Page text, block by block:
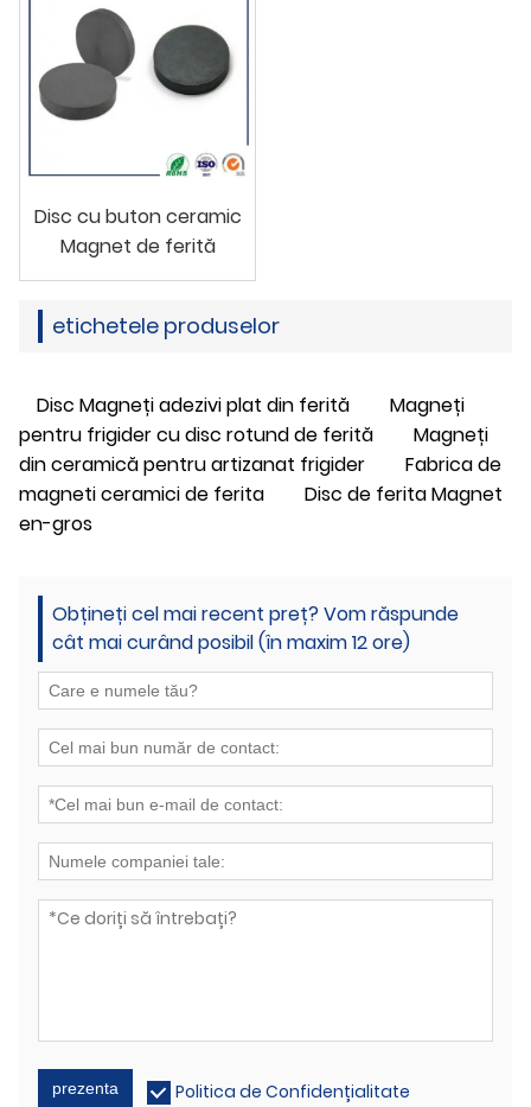
Disc cu buton ceramic
Magnet de ferită
etichetele produselor
Disc Magneți adezivi plat din ferită
Magneți
pentru frigider cu disc rotund de ferită
Magneți
din ceramică pentru artizanat frigider
Fabrica de
magneti ceramici de ferita
Disc de ferita Magnet
en-gros
Obțineți cel mai recent preț? Vom răspunde
cât mai curând posibil (în maxim 12 ore)
prezenta Politica de Confidențialitate